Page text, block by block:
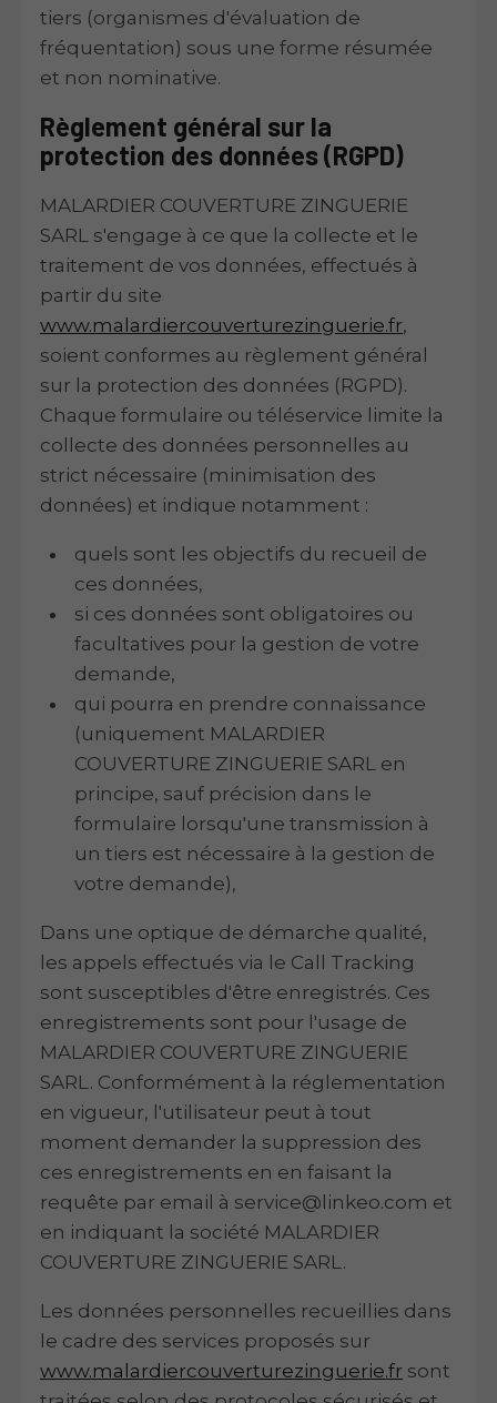
tiers (organismes d'évaluation de
fréquentation) sous une forme résumée
et non nominative.
Règlement général sur la
protection des données (RGPD)
MALARDIER COUVERTURE ZINGUERIE
SARL s'engage à ce que la collecte et le
traitement de vos données, effectués à
partir du site
www.malardiercouverturezinguerie.fr,
soient conformes au règlement général
sur la protection des données (RGPD).
Chaque formulaire ou téléservice limite la
collecte des données personnelles au
strict nécessaire (minimisation des
données) et indique notamment :
quels sont les objectifs du recueil de
ces données,
si ces données sont obligatoires ou
facultatives pour la gestion de votre
demande,
qui pourra en prendre connaissance
(uniquement MALARDIER
COUVERTURE ZINGUERIE SARL en
principe, sauf précision dans le
formulaire lorsqu'une transmission à
un tiers est nécessaire à la gestion de
votre demande),
Dans une optique de démarche qualité,
les appels effectués via le Call Tracking
sont susceptibles d'être enregistrés. Ces
enregistrements sont pour l'usage de
MALARDIER COUVERTURE ZINGUERIE
SARL. Conformément à la réglementation
en vigueur, l'utilisateur peut à tout
moment demander la suppression des
ces enregistrements en en faisant la
requête par email à service@linkeo.com et
en indiquant la société MALARDIER
COUVERTURE ZINGUERIE SARL.
Les données personnelles recueillies dans
le cadre des services proposés sur
www.malardiercouverturezinguerie.fr sont